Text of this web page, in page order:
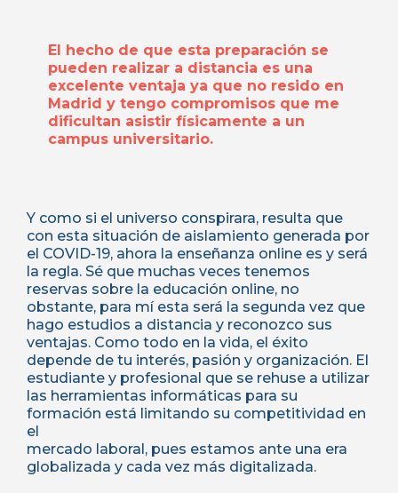
El hecho de que esta preparación se
pueden realizar a distancia es una
excelente ventaja ya que no resido en
Madrid y tengo compromisos que me
dificultan asistir físicamente a un
campus universitario.
Y como si el universo conspirara, resulta que
con esta situación de aislamiento generada por
el COVID-19, ahora la enseñanza online es y será
la regla. Sé que muchas veces tenemos
reservas sobre la educación online, no
obstante, para mí esta será la segunda vez que
hago estudios a distancia y reconozco sus
ventajas. Como todo en la vida, el éxito
depende de tu interés, pasión y organización. El
estudiante y profesional que se rehuse a utilizar
las herramientas informáticas para su
formación está limitando su competitividad en
el
mercado laboral, pues estamos ante una era
globalizada y cada vez más digitalizada.